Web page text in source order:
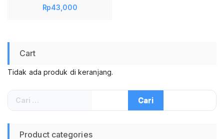
Jok Saddel Sepeda
Rp43,000
Cart
Tidak ada produk di keranjang.
Cari
untuk:
Product categories